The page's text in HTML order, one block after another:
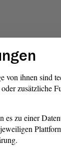
von ihnen sind
zusätzliche
zu einer